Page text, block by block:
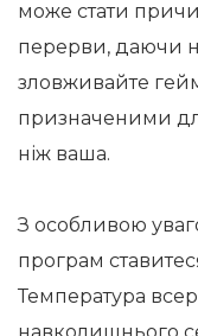
може стати
перерви, даючи
зловживайте
призначеними
ніж ваша.
З особливою
програм
Температура